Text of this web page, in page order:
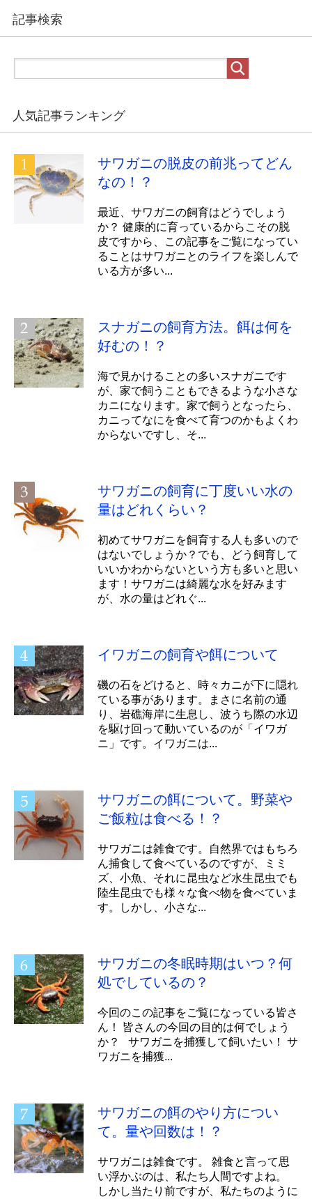
記事検索
人気記事ランキング
サワガニの脱皮の前兆ってどん
なの！？
最近、サワガニの飼育はどうでしょう
か？ 健康的に育っているからこその脱
皮ですから、この記事をご覧になってい
ることはサワガニとのライフを楽しんで
いる方が多い...
スナガニの飼育方法。餌は何を
好むの！？
海で見かけることの多いスナガニです
が、家で飼うこともできるような小さな
カニになります。家で飼うとなったら、
カニってなにを食べて育つのかもよくわ
からないですし、そ...
サワガニの飼育に丁度いい水の
量はどれくらい？
初めてサワガニを飼育する人も多いので
はないでしょうか？でも、どう飼育して
いいかわからないという方も多いと思い
ます！サワガニは綺麗な水を好みます
が、水の量はどれぐ...
イワガニの飼育や餌について
磯の石をどけると、時々カニが下に隠れ
ている事があります。まさに名前の通
り、岩礁海岸に生息し、波うち際の水辺
を駆け回って動いているのが「イワガ
ニ」です。イワガニは...
サワガニの餌について。野菜や
ご飯粒は食べる！？
サワガニは雑食です。自然界ではもちろ
ん捕食して食べているのですが、ミミ
ズ、小魚、それに昆虫など水生昆虫でも
陸生昆虫でも様々な食べ物を食べていま
す。しかし、小さな...
サワガニの冬眠時期はいつ？何
処でしているの？
今回のこの記事をご覧になっている皆さ
ん！ 皆さんの今回の目的は何でしょう
か？ サワガニを捕獲して飼いたい！ サ
ワガニを捕獲...
サワガニの餌のやり方につい
て。量や回数は！？
サワガニは雑食です。 雑食と言って思
い浮かぶのは、私たち人間ですよね。
しかし当たり前ですが、私たちのように